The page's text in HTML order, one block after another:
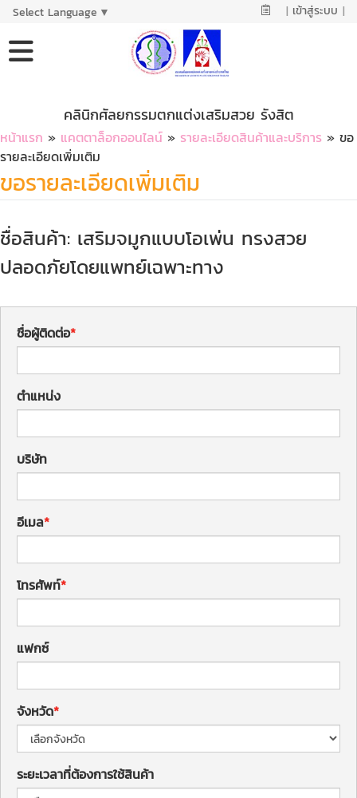
Select Language ▼ | เข้าสู่ระบบ |
คลินิกศัลยกรรมตกแต่งเสริมสวย รังสิต
หน้าแรก » แคตตาล็อกออนไลน์ » รายละเอียดสินค้าและบริการ » ขอ
รายละเอียดเพิ่มเติม
ขอรายละเอียดเพิ่มเติม
ชื่อสินค้า: เสริมจมูกแบบโอเพ่น ทรงสวย
ปลอดภัยโดยแพทย์เฉพาะทาง
ชื่อผู้ติดต่อ
ตำแหน่ง
บริษัท
อีเมล
โทรศัพท์
แฟกซ์
จังหวัด
ระยะเวลาที่ต้องการใช้สินค้า